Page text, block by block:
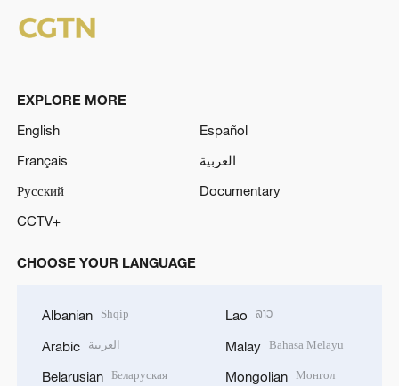
EXPLORE MORE
English
Español
Français
العربية
Русский
Documentary
CCTV+
CHOOSE YOUR LANGUAGE
Albanian Shqip
Arabic العربية
Belarusian Беларуская
Lao ລາວ
Malay Bahasa Melayu
Mongolian Монгол